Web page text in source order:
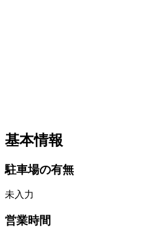
基本情報
駐車場の有無
未入力
営業時間